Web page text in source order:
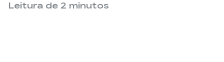
de reprodução baseados no Material3, suporte
Leitura de 2 minutos